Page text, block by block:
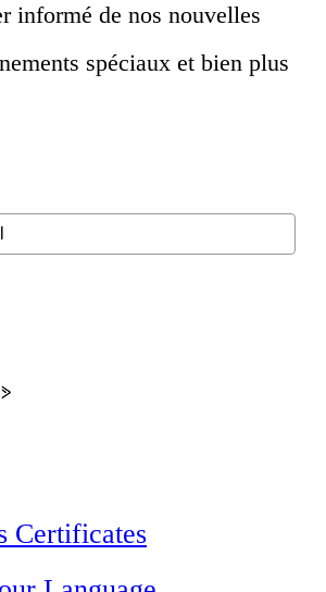
informé de nos nouvelles
spéciaux et bien plus
Certificates